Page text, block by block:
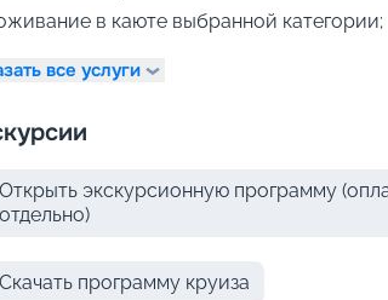
в каюте выбранной категории;
все услуги
Открыть экскурсионную программу
отдельно)
Скачать программу круиза